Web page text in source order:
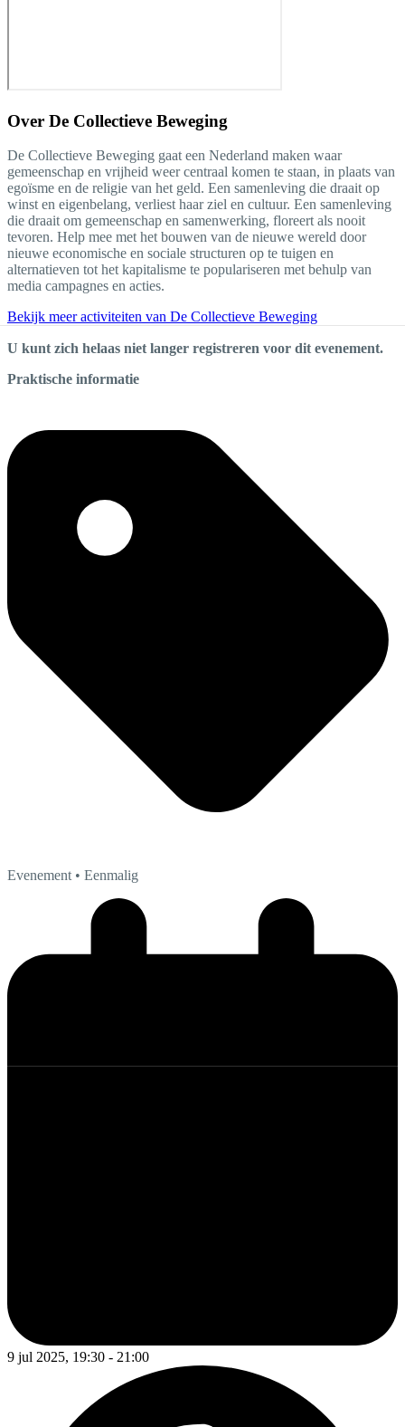
Over De Collectieve Beweging
De Collectieve Beweging gaat een Nederland maken waar
gemeenschap en vrijheid weer centraal komen te staan, in plaats van
egoïsme en de religie van het geld. Een samenleving die draait op
winst en eigenbelang, verliest haar ziel en cultuur. Een samenleving
die draait om gemeenschap en samenwerking, floreert als nooit
tevoren. Help mee met het bouwen van de nieuwe wereld door
nieuwe economische en sociale structuren op te tuigen en
alternatieven tot het kapitalisme te populariseren met behulp van
media campagnes en acties.
Bekijk meer activiteiten van De Collectieve Beweging
U kunt zich helaas niet langer registreren voor dit evenement.
Praktische informatie
Evenement • Eenmalig
9 jul 2025, 19:30 - 21:00